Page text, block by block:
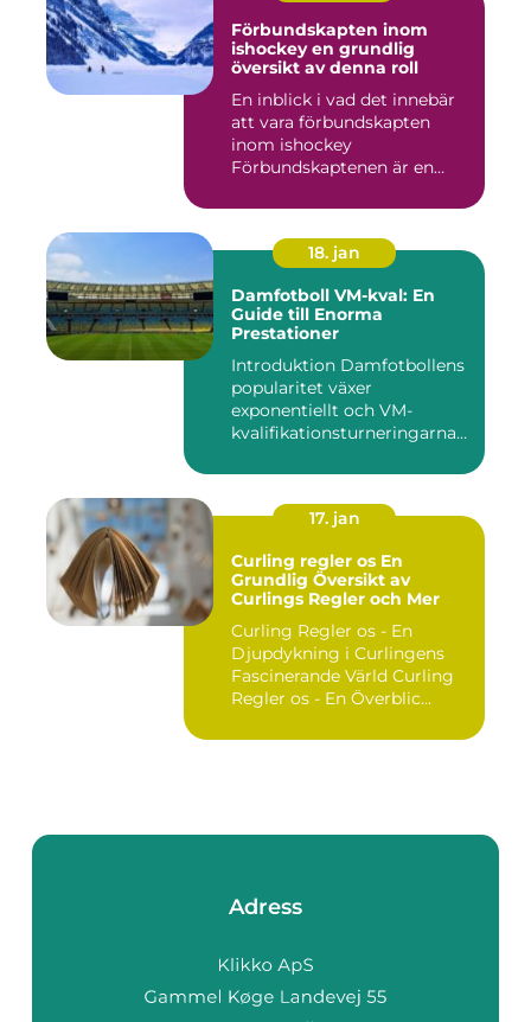
Förbundskapten inom
ishockey en grundlig
översikt av denna roll
En inblick i vad det innebär
att vara förbundskapten
inom ishockey
Förbundskaptenen är en
18. jan
Damfotboll VM-kval: En
Guide till Enorma
Prestationer
Introduktion Damfotbollens
popularitet växer
exponentiellt och VM-
kvalifikationsturneringarna
17. jan
Curling regler os En
Grundlig Översikt av
Curlings Regler och Mer
Curling Regler os - En
Djupdykning i Curlingens
Fascinerande Värld Curling
Regler os - En Överblic...
Adress